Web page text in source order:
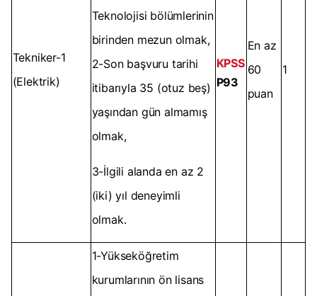
Tekniker-1
(Elektrik)
Teknolojisi bölümlerinin
birinden mezun olmak,
2-Son başvuru tarihi
itibarıyla 35 (otuz beş)
yaşından gün almamış
olmak,
3-İlgili alanda en az 2
(iki) yıl deneyimli
olmak.
KPSS
P93
En az
60
puan
1
1-Yükseköğretim
kurumlarının ön lisans